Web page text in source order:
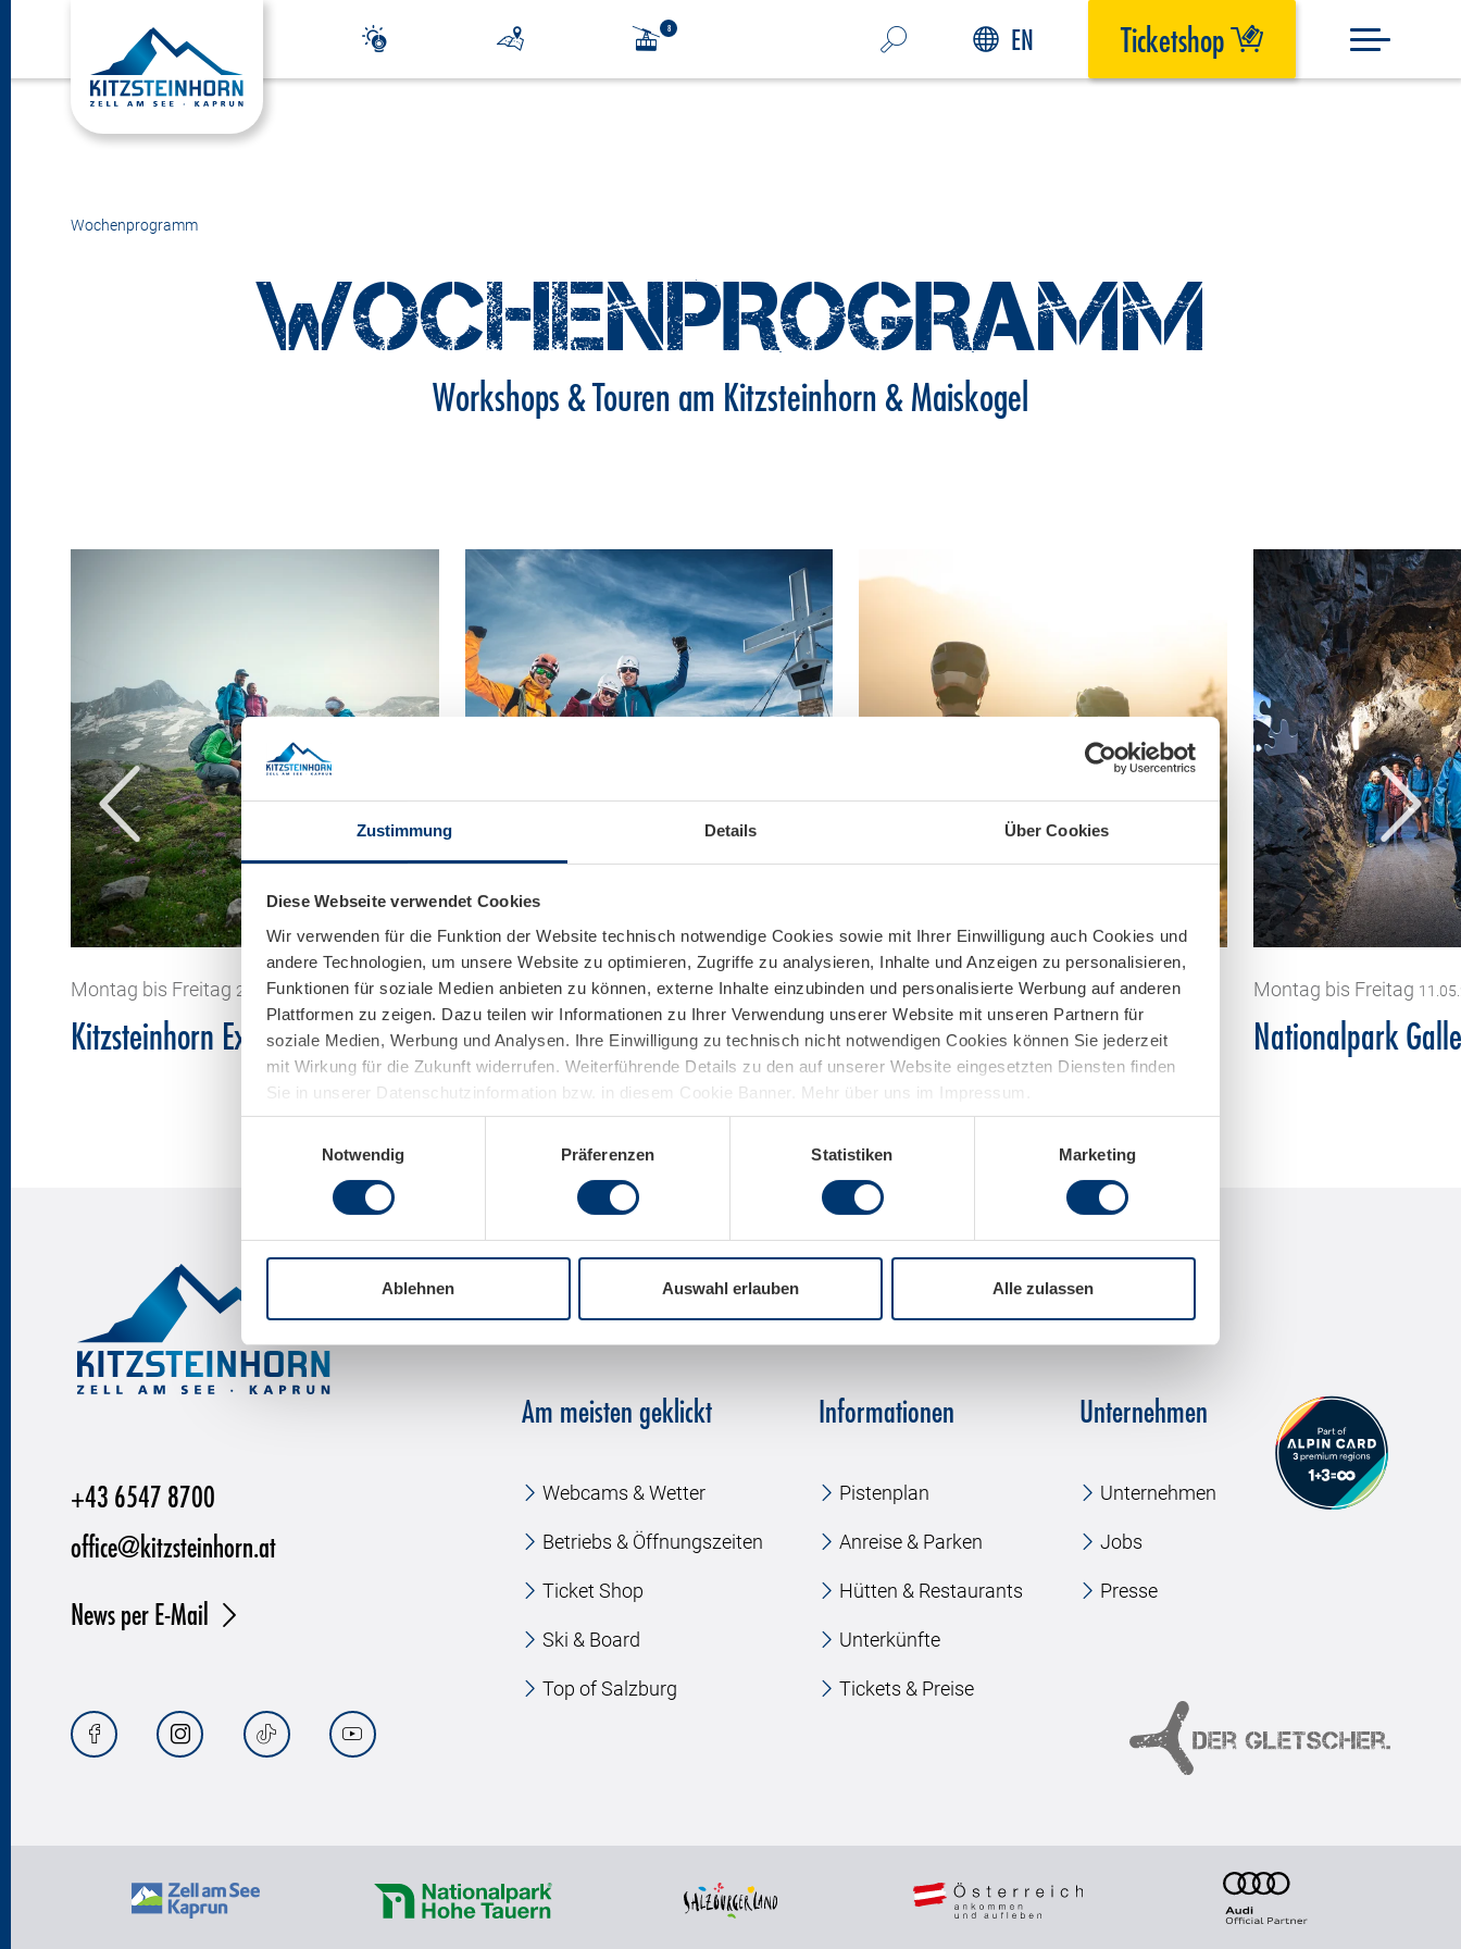
Zustimmung Details Über Cookies
Diese Webseite verwendet Cookies
Wir verwenden für die Funktion der Website technisch notwendige Cookies sowie mit Ihrer Einwilligung auch Cookies und
andere Technologien, um unsere Website zu optimieren, Zugriffe zu analysieren, Inhalte und Anzeigen zu personalisieren,
Funktionen für soziale Medien anbieten zu können, externe Inhalte einzubinden und personalisierte Werbung auf anderen
Plattformen zu zeigen. Dazu teilen wir Informationen zu Ihrer Verwendung unserer Website mit unseren Partnern für
soziale Medien, Werbung und Analysen. Ihre Einwilligung zu technisch nicht notwendigen Cookies können Sie jederzeit
mit Wirkung für die Zukunft widerrufen. Weiterführende Details zu den auf unserer Website eingesetzten Diensten finden
Sie in unserer Datenschutzinformation bzw. in diesem Cookie Banner. Mehr über uns im Impressum.
Notwendig
Präferenzen Statistiken Marketing
Ablehnen Auswahl erlauben Alle zulassen
EN Ticketshop
Wochenprogramm
WOCHENPROGRAMM
Workshops & Touren am Kitzsteinhorn & Maiskogel
Montag bis Freitag 29.06.2026 - 11.09.2026
Kitzsteinhorn Explorer Tour
jeden Mittwoch10.06.2026 - 23.09.2026
Mein erster 3.000er
jeden Donnerstag 02.07.2026 - 03.09.2026
Kitzsteinhorn Bike & Bites
Montag bis Freitag
Nationalpark
+43 6547 8700
office@kitzsteinhorn.at
News per E-Mail
Am meisten geklickt
Webcams & Wetter
Betriebs & Öffnungszeiten
Ticket Shop
Ski & Board
Top of Salzburg
Informationen
Pistenplan
Anreise & Parken
Hütten & Restaurants
Unterkünfte
Tickets & Preise
Unternehmen
Unternehmen
Jobs
Presse